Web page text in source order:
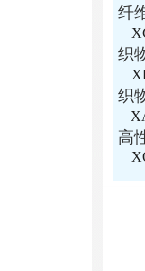
纤
织
织
高